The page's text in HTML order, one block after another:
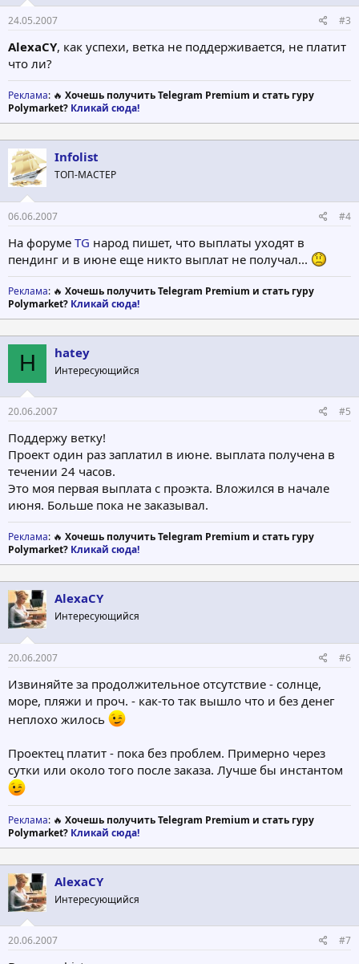
24.05.2007 #3
AlexaCY, как успехи, ветка не поддерживается, не платит
что ли?
Реклама: 🔥 Хочешь получить Telegram Premium и стать гуру
Polymarket? Кликай сюда!
Infolist
ТОП-МАСТЕР
06.06.2007 #4
На форуме TG народ пишет, что выплаты уходят в
пендинг и в июне еще никто выплат не получал...
Реклама: 🔥 Хочешь получить Telegram Premium и стать гуру
Polymarket? Кликай сюда!
H hatey
Интересующийся
20.06.2007 #5
Поддержу ветку!
Проект один раз заплатил в июне. выплата получена в
течении 24 часов.
Это моя первая выплата с проэкта. Вложился в начале
июня. Больше пока не заказывал.
Реклама: 🔥 Хочешь получить Telegram Premium и стать гуру
Polymarket? Кликай сюда!
AlexaCY
Интересующийся
20.06.2007 #6
Извиняйте за продолжительное отсутствие - солнце,
море, пляжи и проч. - как-то так вышло что и без денег
неплохо жилось
Проектец платит - пока без проблем. Примерно через
сутки или около того после заказа. Лучше бы инстантом
Реклама: 🔥 Хочешь получить Telegram Premium и стать гуру
Polymarket? Кликай сюда!
AlexaCY
Интересующийся
20.06.2007 #7